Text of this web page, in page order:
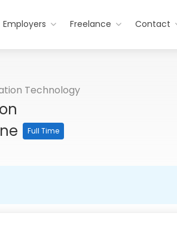
Employers Freelance Contact
Technology
Full Time